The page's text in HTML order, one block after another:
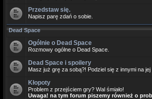
Przedstaw się.
Napisz parę zdań o sobie.
Dead Space
Ogólnie o Dead Space
Rozmowy ogólne o Dead Space.
Dead Space i spoilery
Masz już grę za sobą?! Podziel się z innymi na jej
Kłopoty
Problem z przejściem gry? Wal śmiało!
Uwaga! na tym forum piszemy również o